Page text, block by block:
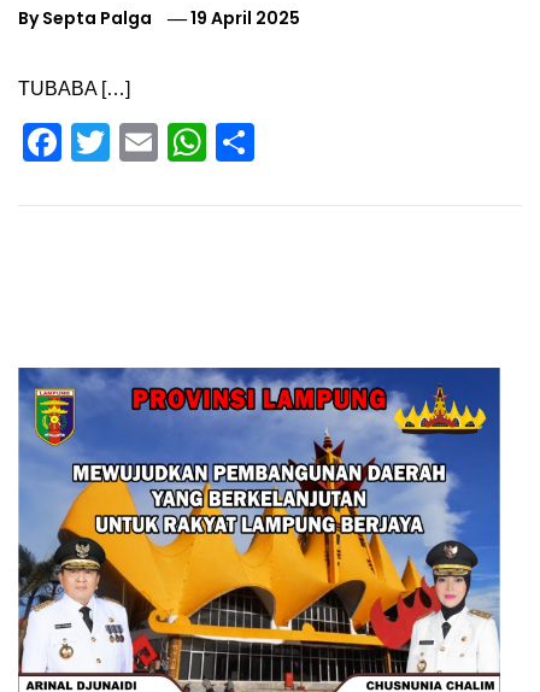
BySepta Palga 19 April 2025
TUBABA […]
Facebook
Twitter
EmailWhatsApp